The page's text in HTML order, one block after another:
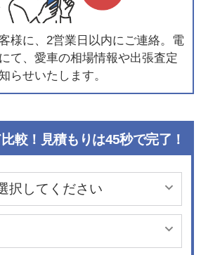
様に、2営業日以内にご連絡。電
て、愛車の相場情報や出張査定
らせいたします。
較！見積もりは45秒で完了！